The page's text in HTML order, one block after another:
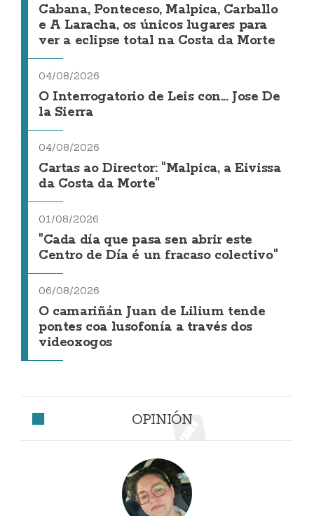
Cabana, Ponteceso, Malpica, Carballo
e A Laracha, os únicos lugares para
ver a eclipse total na Costa da Morte
04/08/2026
O Interrogatorio de Leis con... Jose De
la Sierra
04/08/2026
Cartas ao Director: "Malpica, a Eivissa
da Costa da Morte"
01/08/2026
"Cada día que pasa sen abrir este
Centro de Día é un fracaso colectivo"
06/08/2026
O camariñán Juan de Lilium tende
pontes coa lusofonía a través dos
videoxogos
OPINIÓN